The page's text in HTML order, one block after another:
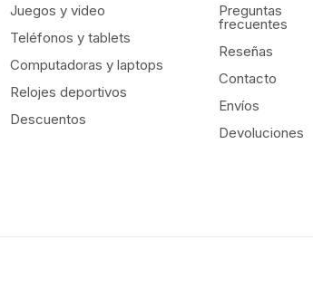
Juegos y video
Teléfonos y tablets
Computadoras y laptops
Relojes deportivos
Descuentos
Preguntas
frecuentes
Reseñas
Contacto
Envíos
Devoluciones